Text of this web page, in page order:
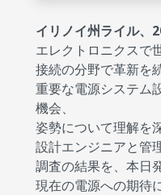
イリノイ州ライル、
エレクトロニクスで
接続の分野で革新を
重要な電源システム
機会、
姿勢について理解を
設計エンジニアと管
調査の結果を、本日
現在の電源への期待